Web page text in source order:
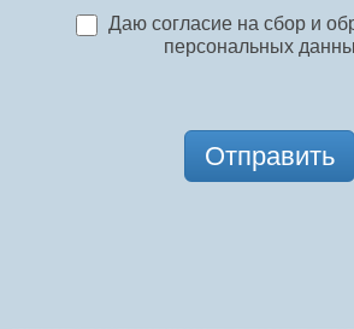
Даю согласие на сбор и
персональных
Отправить